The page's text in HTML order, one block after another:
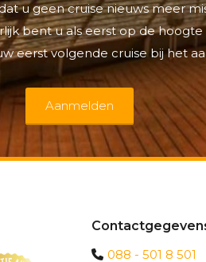
u geen cruise nieuws meer
bent u als eerst op de
eerst volgende cruise bij het
Aanmelden
088 - 501 8 501